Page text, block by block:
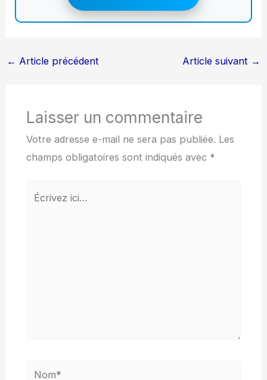
← Article précédent Article suivant →
Laisser un commentaire
Votre adresse e-mail ne sera pas publiée. Les
champs obligatoires sont indiqués avec *
Écrivez
Nom*